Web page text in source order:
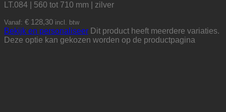
LT.084 | 560 tot 710 mm | zilver
Vanaf: € 128,30 incl. btw
Bekijk en personaliseer Dit product heeft meerdere variaties.
Deze optie kan gekozen worden op de productpagina